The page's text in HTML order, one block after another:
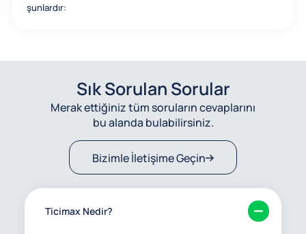
şunlardır:
Sık Sorulan Sorular
Merak ettiğiniz tüm soruların cevaplarını
bu alanda bulabilirsiniz.
Bizimle İletişime Geçin
Ticimax Nedir?